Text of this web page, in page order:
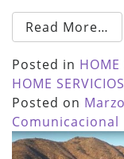
Read More…
Posted in HOME
HOME SERVICIOS
Posted on
Comunicacional